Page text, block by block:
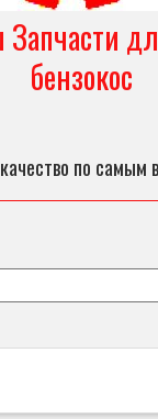
Запчасти
бензокос
по самым